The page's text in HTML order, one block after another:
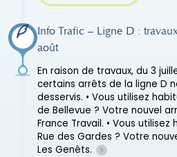
Info Trafic – Ligne D :
août
En raison de travaux, du 3
certains arrêts de la ligne D
desservis. • Vous utilisez
de Bellevue ? Votre nouvel
France Travail. • Vous
Rue des Gardes ? Votre
Les Genêts.